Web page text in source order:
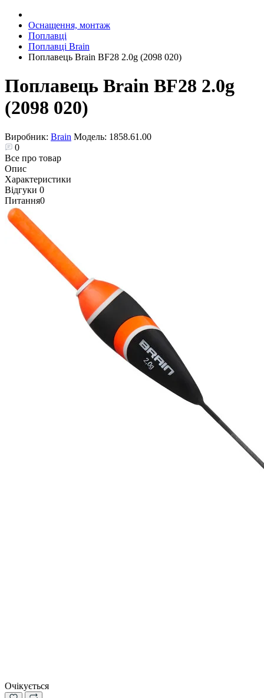
Оснащення, монтаж
Поплавці
Поплавці Brain
Поплавець Brain BF28 2.0g (2098 020)
Поплавець Brain BF28 2.0g
(2098 020)
Виробник: Brain Модель: 1858.61.00
0
Все про товар
Опис
Характеристики
Відгуки 0
Питання0
Очікується